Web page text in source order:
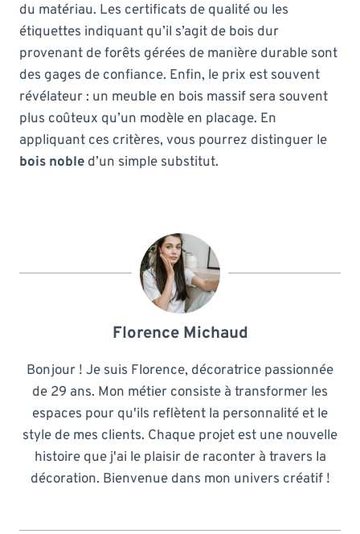
du matériau. Les certificats de qualité ou les
étiquettes indiquant qu’il s’agit de bois dur
provenant de forêts gérées de manière durable sont
des gages de confiance. Enfin, le prix est souvent
révélateur : un meuble en bois massif sera souvent
plus coûteux qu’un modèle en placage. En
appliquant ces critères, vous pourrez distinguer le
bois noble d’un simple substitut.
Florence Michaud
Bonjour ! Je suis Florence, décoratrice passionnée
de 29 ans. Mon métier consiste à transformer les
espaces pour qu'ils reflètent la personnalité et le
style de mes clients. Chaque projet est une nouvelle
histoire que j'ai le plaisir de raconter à travers la
décoration. Bienvenue dans mon univers créatif !